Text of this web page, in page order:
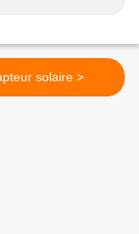
Capteur solaire >